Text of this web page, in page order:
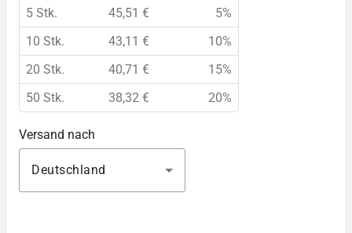
5 Stk.
45,51 €
5%
10 Stk.
43,11 €
10%
20 Stk.
40,71 €
15%
50 Stk.
38,32 € 20%
Versand nach
Deutschland